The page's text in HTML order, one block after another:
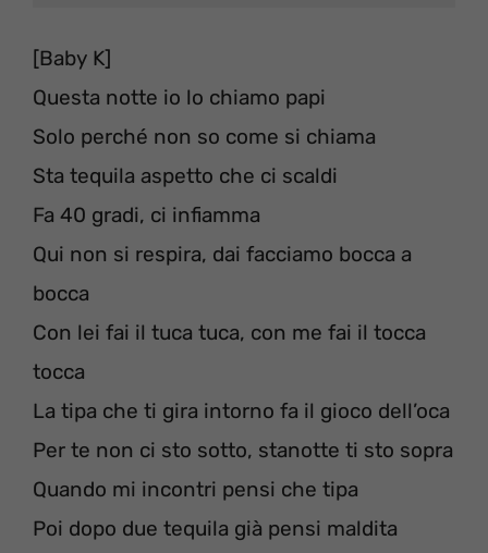
[Baby K]
Questa notte io lo chiamo papi
Solo perché non so come si chiama
Sta tequila aspetto che ci scaldi
Fa 40 gradi, ci infiamma
Qui non si respira, dai facciamo bocca a
bocca
Con lei fai il tuca tuca, con me fai il tocca
tocca
La tipa che ti gira intorno fa il gioco dell’oca
Per te non ci sto sotto, stanotte ti sto sopra
Quando mi incontri pensi che tipa
Poi dopo due tequila già pensi maldita